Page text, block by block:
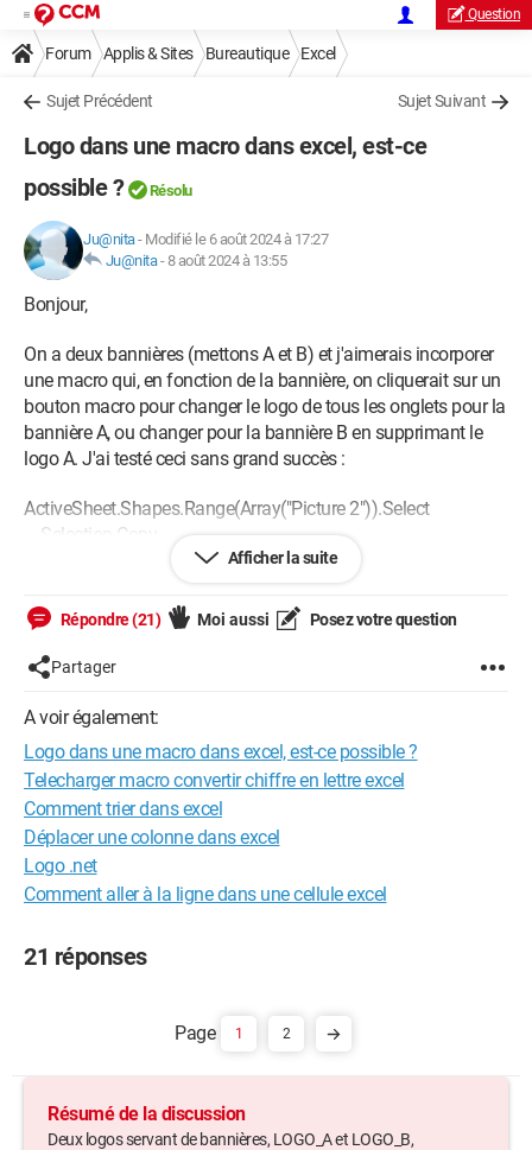
Question
Forum Applis & Sites Bureautique Excel
Sujet Précédent Sujet Suivant
Logo dans une macro dans excel, est-ce
possible ?
Résolu
Ju@nita- Modifié le 6 août 2024 à 17:27
Ju@nita-8 août 2024 à 13:55
Bonjour,
On a deux bannières (mettons A et B) et j'aimerais incorporer
une macro qui, en fonction de la bannière, on cliquerait sur un
bouton macro pour changer le logo de tous les onglets pour la
bannière A, ou changer pour la bannière B en supprimant le
logo A. J'ai testé ceci sans grand succès :
ActiveSheet.Shapes.Range(Array("Picture 2")).Select
Selection.Copy
Sheets("Sommaire").Select
ActiveSheet.Paste
ActiveSheet.Shapes.Range(Array("Picture 5")).Select
Qu'est-ce qui détermine que le logo s'appelle Picture2 ou autre
?
car dans mon premier onglet, j'y ai mis les 2 logos pour qu'une
macro aille chercher le premier logo pour les copier partout, et
l'autre macro qui irait chercher le 2e logo, mais la macro va
toujours chercher le même logo. ça semble pas évident à faire.
avez-vous d'autres suggestions pour moi svp ?
Windows / Chrome 127.0.0.0
Afficher la suite
Répondre (21) Moi aussi Posez votre question
Partager
A voir également:
Logo dans une macro dans excel, est-ce possible ?
Telecharger macro convertir chiffre en lettre excel
Comment trier dans excel
Déplacer une colonne dans excel
Logo .net
Comment aller à la ligne dans une cellule excel
21 réponses
1 2
Résumé de la discussion
Deux logos servant de bannières, LOGO_A et LOGO_B,